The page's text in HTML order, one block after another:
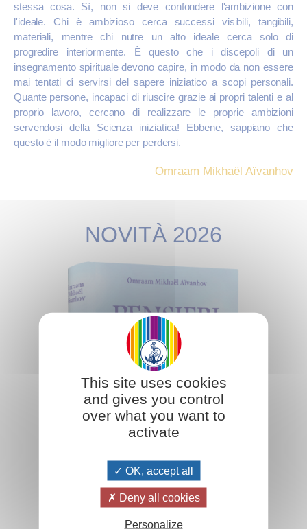
stessa cosa. Sì, non si deve confondere l'ambizione con
l'ideale. Chi è ambizioso cerca successi visibili, tangibili,
materiali, mentre chi nutre un alto ideale cerca solo di
progredire interiormente. È questo che i discepoli di un
insegnamento spirituale devono capire, in modo da non essere
mai tentati di servirsi del sapere iniziatico a scopi personali.
Quante persone, incapaci di riuscire grazie ai propri talenti e al
proprio lavoro, cercano di realizzare le proprie ambizioni
servendosi della Scienza iniziatica! Ebbene, sappiano che
questo è il modo migliore per perdersi.
Omraam Mikhaël Aïvanhov
NOVITÀ 2026
This site uses cookies
and gives you control
over what you want to
activate
OK, accept all
Deny all cookies
Personalize